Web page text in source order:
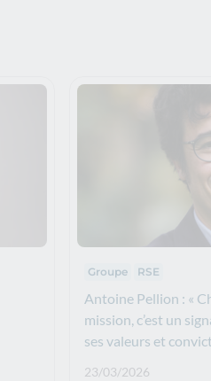
Thématiques :
Groupe RSE
Antoine Pellion : «
mission, c’est un
ses valeurs et
Date de publication: :
23/03/2026